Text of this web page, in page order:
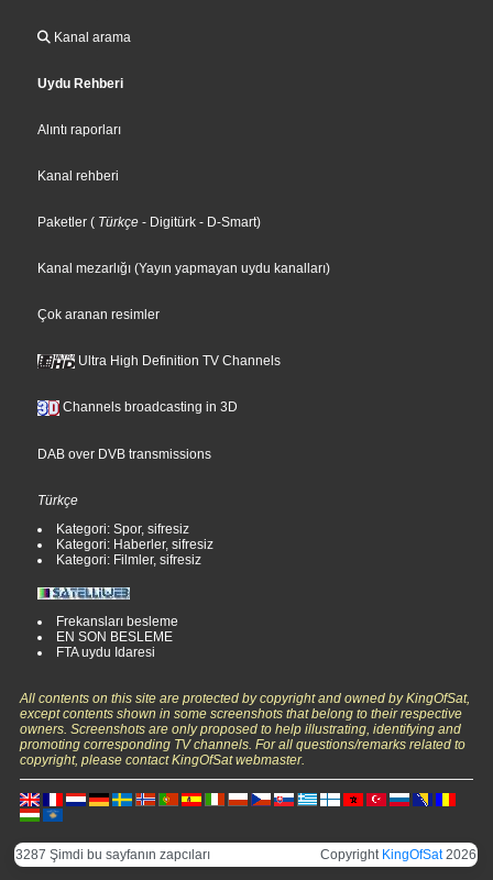
Kanal arama
Uydu Rehberi
Alıntı raporları
Kanal rehberi
Paketler ( Türkçe - Digitürk - D-Smart)
Kanal mezarlığı (Yayın yapmayan uydu kanalları)
Çok aranan resimler
Ultra High Definition TV Channels
Channels broadcasting in 3D
DAB over DVB transmissions
Türkçe
Kategori: Spor, sifresiz
Kategori: Haberler, sifresiz
Kategori: Filmler, sifresiz
Frekansları besleme
EN SON BESLEME
FTA uydu Idaresi
All contents on this site are protected by copyright and owned by KingOfSat,
except contents shown in some screenshots that belong to their respective
owners. Screenshots are only proposed to help illustrating, identifying and
promoting corresponding TV channels. For all questions/remarks related to
copyright, please contact KingOfSat webmaster.
3287 Şimdi bu sayfanın zapcıları Copyright KingOfSat2026